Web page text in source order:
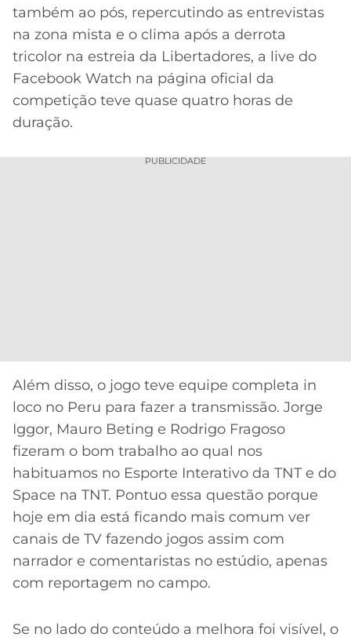
também ao pós, repercutindo as entrevistas
na zona mista e o clima após a derrota
tricolor na estreia da Libertadores, a live do
Facebook Watch na página oficial da
competição teve quase quatro horas de
duração.
PUBLICIDADE
Além disso, o jogo teve equipe completa in
loco no Peru para fazer a transmissão. Jorge
Iggor, Mauro Beting e Rodrigo Fragoso
fizeram o bom trabalho ao qual nos
habituamos no Esporte Interativo da TNT e do
Space na TNT. Pontuo essa questão porque
hoje em dia está ficando mais comum ver
canais de TV fazendo jogos assim com
narrador e comentaristas no estúdio, apenas
com reportagem no campo.
Se no lado do conteúdo a melhora foi visível, o